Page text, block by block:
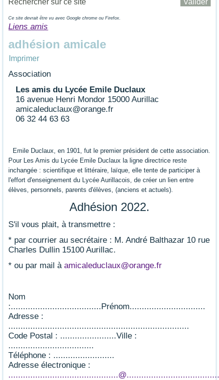
Ce site devrait être vu avec Google chrome ou Firefox.
Liens amis
adhésion amicale
Imprimer
Association
Les amis du Lycée Emile Duclaux
16 avenue Henri Mondor 15000 Aurillac
amicaleduclaux@orange.fr
06 32 44 63 63
Emile Duclaux, en 1901, fut le premier président de cette association.
Pour Les Amis du Lycée Emile Duclaux la ligne directrice reste
inchangée : scientifique et littéraire, laïque, elle tente de participer à
l'effort d'enseignement du Lycée Aurillacois, de créer un lien entre
élèves, personnels, parents d'élèves, (anciens et actuels).
Adhésion 2022.
S'il vous plait, à transmettre :
* par courrier au secrétaire : M. André Balthazar 10 rue
Charles Dullin 15100 Aurillac.
* ou par mail àamicaleduclaux@orange.fr
Nom
:.....................................Prénom...............................
Adresse :
..........................................................................
Code Postal : .......................Ville :
...................................
Téléphone : .........................
Adresse électronique :